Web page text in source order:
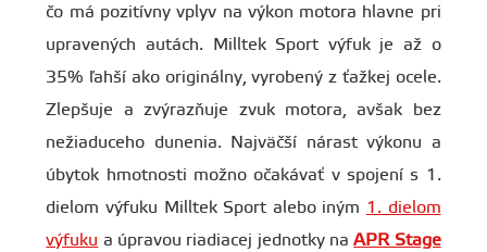
čo má pozitívny vplyv na výkon motora hlavne pri
upravených autách. Milltek Sport výfuk je až o
35% ľahší ako originálny, vyrobený z ťažkej ocele.
Zlepšuje a zvýrazňuje zvuk motora, avšak bez
nežiaduceho dunenia. Najväčší nárast výkonu a
úbytok hmotnosti možno očakávať v spojení s 1.
dielom výfuku Milltek Sport alebo iným 1. dielom
výfuku a úpravou riadiacej jednotky naAPR Stage